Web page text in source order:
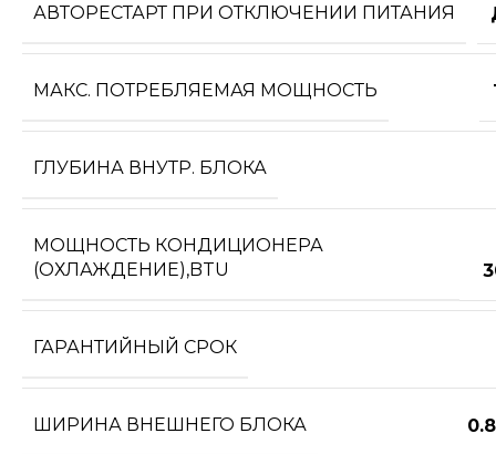
АВТОРЕСТАРТ ПРИ ОТКЛЮЧЕНИИ ПИТАНИЯ
МАКС. ПОТРЕБЛЯЕМАЯ МОЩНОСТЬ
ГЛУБИНА ВНУТР. БЛОКА
МОЩНОСТЬ КОНДИЦИОНЕРА
(ОХЛАЖДЕНИЕ),BTU
ГАРАНТИЙНЫЙ СРОК
ШИРИНА ВНЕШНЕГО БЛОКА